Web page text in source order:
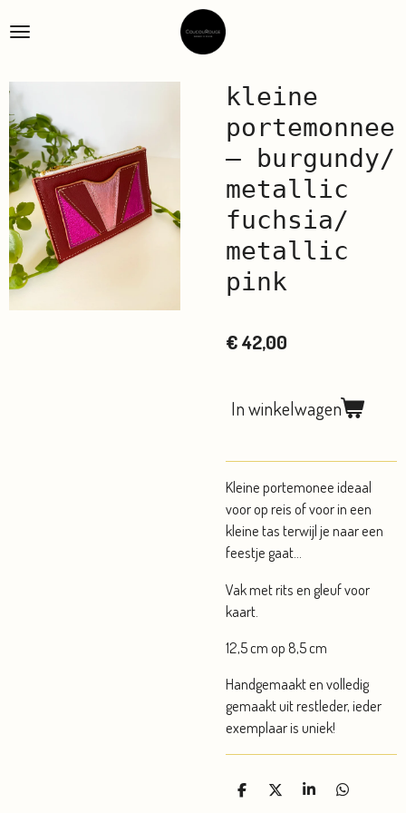
direct
de
kleine
portemonnee
– burgundy/
metallic
fuchsia/
metallic
pink
€ 42,00
In winkelwagen
Kleine portemonee ideaal
voor op reis of voor in een
kleine tas terwijl je naar een
feestje gaat...
Vak met rits en gleuf voor
kaart.
12,5 cm op 8,5 cm
Handgemaakt en volledig
gemaakt uit restleder, ieder
exemplaar is uniek!
D
D
S
D